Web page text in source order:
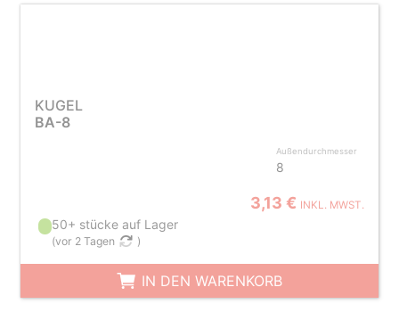
KUGEL
BA-8
Außendurchmesser
8
3,13 € INKL. MWST.
50+ stücke auf Lager
(vor 2 Tagen )
IN DEN WARENKORB